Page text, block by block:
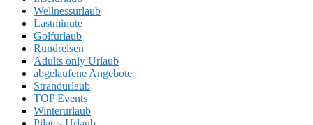
Wellnessurlaub
Lastminute
Golfurlaub
Rundreisen
Adults only Urlaub
abgelaufene Angebote
Strandurlaub
TOP Events
Winterurlaub